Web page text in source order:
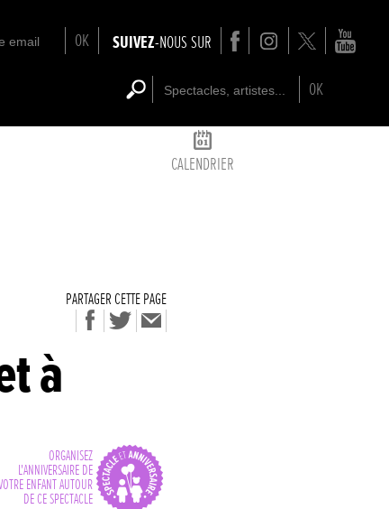
OK SUIVEZ-NOUS SUR
OK
CALENDRIER
PARTAGER CETTE PAGE
à
ORGANISEZ
L'ANNIVERSAIRE DE
ENFANT AUTOUR
DE CE SPECTACLE